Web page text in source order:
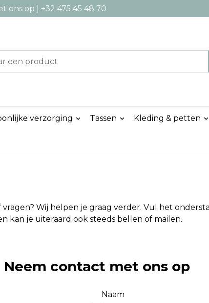
ons op | +32 475 45 48 70
verzorging Tassen Kleding & petten
Wij helpen je graag verder. Vul het
kan je uiteraard ook steeds bellen of mailen.
Neem contact met ons op
Naam